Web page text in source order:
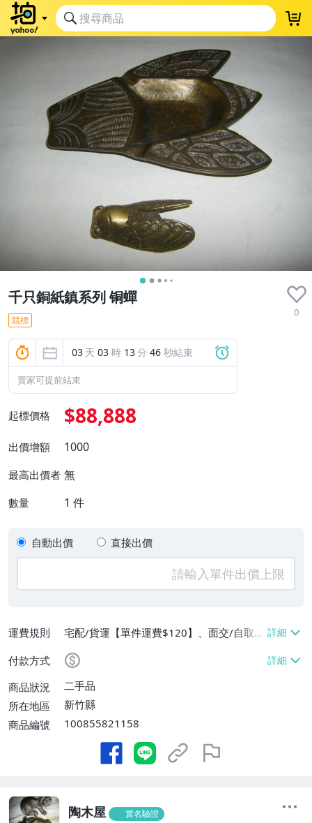
千只銅紙鎮系列 铜蟬
0
競標
03 天 03 時 13分 45 秒結束
賣家可提前結束
起標價格 $88,888
出價增額 1000
最高出價者 無
數量 1 件
自動出價 直接出價
運費規則
宅配/貨運【單件運費$120】、面交/自取/
不寄送【免運費】
付款方式
商品狀況
二手品
所在地區
新竹縣
商品編號
100855821158
陶木屋 實名驗證